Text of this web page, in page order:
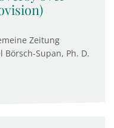
Zeitung
Börsch-Supan, Ph. D.